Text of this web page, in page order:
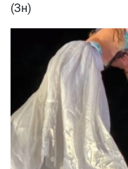
(Зн)